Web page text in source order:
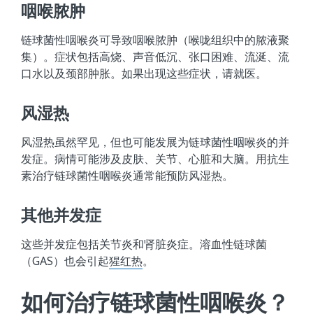
咽喉脓肿
链球菌性咽喉炎可导致咽喉脓肿（喉咙组织中的脓液聚
集）。症状包括高烧、声音低沉、张口困难、流涎、流
口水以及颈部肿胀。如果出现这些症状，请就医。
风湿热
风湿热虽然罕见，但也可能发展为链球菌性咽喉炎的并
发症。病情可能涉及皮肤、关节、心脏和大脑。用抗生
素治疗链球菌性咽喉炎通常能预防风湿热。
其他并发症
这些并发症包括关节炎和肾脏炎症。溶血性链球菌
（GAS）也会引起猩红热。
如何治疗链球菌性咽喉炎？